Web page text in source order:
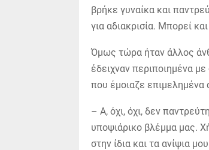
βρήκε γυναίκα και
για αδιακρισία. Μπορεί
Όμως τώρα ήταν άλλος
έδειχναν περιποιημένα
που έμοιαζε επιμελημένα
– Α, όχι, όχι, δεν
υποψιάρικο βλέμμα μας.
στην ίδια και τα ανίψια